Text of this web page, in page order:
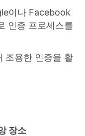
이나 Facebook
인증 프로세스를
조용한 인증을 활
장소